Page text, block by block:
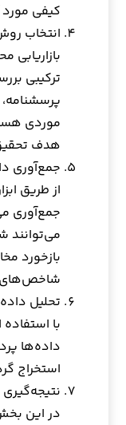
کیفی مورد
انتخاب
بازاریابی
ترکیبی
موردی
هدف
جمع‌آوری
از طریق
جمع‌آوری
می‌توانند
بازخورد
شاخص‌های
تحلیل
با استفاده
داده‌ها
استخراج
در این